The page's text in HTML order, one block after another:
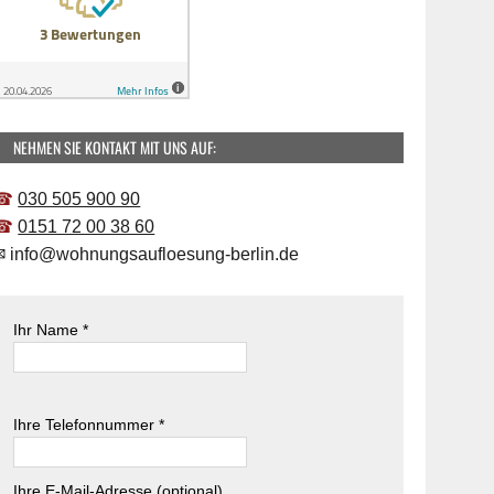
NEHMEN SIE KONTAKT MIT UNS AUF:
030 505 900 90
0151 72 00 38 60
info@wohnungsaufloesung-berlin.de
Ihr Name *
t
e
i
t
Ihre Telefonnummer *